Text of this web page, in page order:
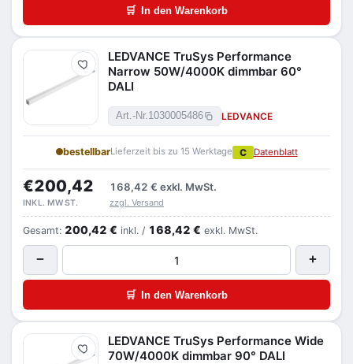
🛒 In den Warenkorb
Merken
LEDVANCE TruSys Performance
Narrow 50W/4000K dimmbar 60°
DALI
Art.-Nr.1030005486 LEDVANCE
bestellbarLieferzeit bis zu 15 Werktage C Datenblatt
€200,42 168,42 € exkl. MwSt.
INKL. MWST. zzgl. Versand
Gesamt: 200,42 € inkl. / 168,42 € exkl. MwSt.
− +
🛒 In den Warenkorb
Merken
LEDVANCE TruSys Performance Wide
70W/4000K dimmbar 90° DALI